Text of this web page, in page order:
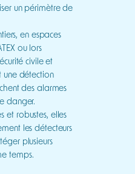
un périmètre de
en espaces
ou lors
civile et
une détection
des alarmes
danger.
et robustes, elles
les détecteurs
plusieurs
temps.